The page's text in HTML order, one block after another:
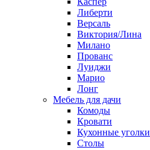
Либерти
Версаль
Виктория/Лина
Милано
Прованс
Луиджи
Марио
Лонг
Мебель для дачи
Комоды
Кровати
Кухонные уголки
Столы